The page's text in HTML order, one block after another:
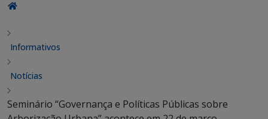
Informativos
Notícias
Seminário “Governança e Políticas Públicas sobre